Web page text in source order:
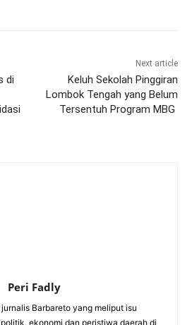
di
Next article
Keluh Sekolah Pinggiran
Lombok Tengah yang Belum
Tersentuh Program MBG
Peri Fadly
Barbareto yang meliput isu
ekonomi dan peristiwa daerah di